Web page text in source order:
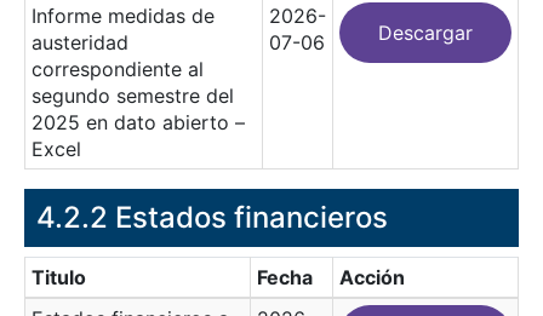
Informe medidas de
austeridad
correspondiente al
segundo semestre del
2025 en dato abierto –
Excel
2026-
07-06
Descargar
4.2.2 Estados financieros
Titulo Fecha
Acción